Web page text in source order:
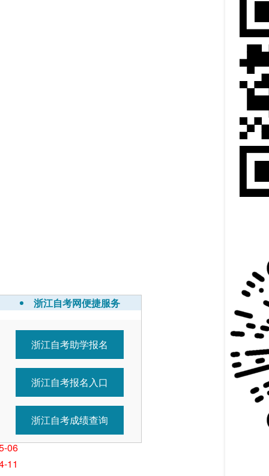
26
11
07
06
11
浙江自考网便捷服务
浙江自考助学报名
浙江自考报名入口
浙江自考成绩查询